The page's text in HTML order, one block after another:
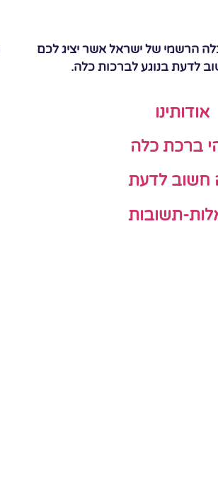
הרשמי של ישראל אשר יציג לכם
לדעת בנוגע לברכות כלה.
אודותינו
ברכת כלה
חשוב לדעת
תשובות